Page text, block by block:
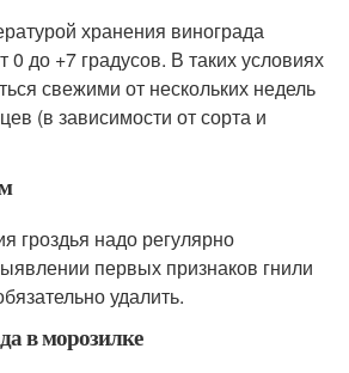
хранения винограда
0 до +7 градусов. В таких условиях
свежими от нескольких недель
(в зависимости от сорта и
гроздья надо регулярно
первых признаков гнили
удалить.
в морозилке